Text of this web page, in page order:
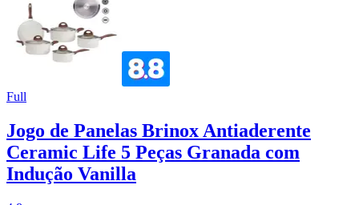
Full
Jogo de Panelas Brinox Antiaderente
Ceramic Life 5 Peças Granada com
Indução Vanilla